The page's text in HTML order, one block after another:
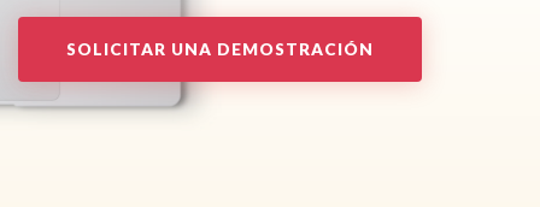
SOLICITAR UNA DEMOSTRACIÓN